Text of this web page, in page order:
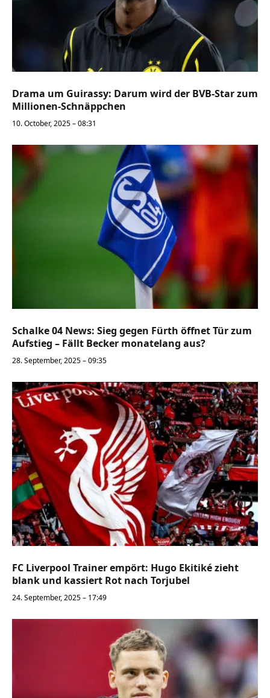
Drama um Guirassy: Darum wird der BVB-Star zum
Millionen-Schnäppchen
10. October, 2025 – 08:31
Schalke 04 News: Sieg gegen Fürth öffnet Tür zum
Aufstieg – Fällt Becker monatelang aus?
28. September, 2025 – 09:35
FC Liverpool Trainer empört: Hugo Ekitiké zieht
blank und kassiert Rot nach Torjubel
24. September, 2025 – 17:49